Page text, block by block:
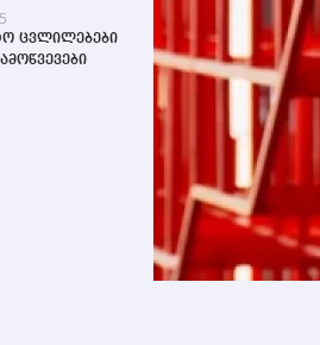
ცვლილებები